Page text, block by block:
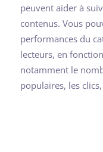
peuvent aider à
contenus. Vous
performances du
lecteurs, en
notamment le
populaires, les